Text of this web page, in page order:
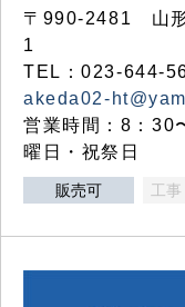
〒990-2481 山形
1
TEL：023-644-
akeda02-
営業時間：8：30
曜日・祝祭日
販売可 工